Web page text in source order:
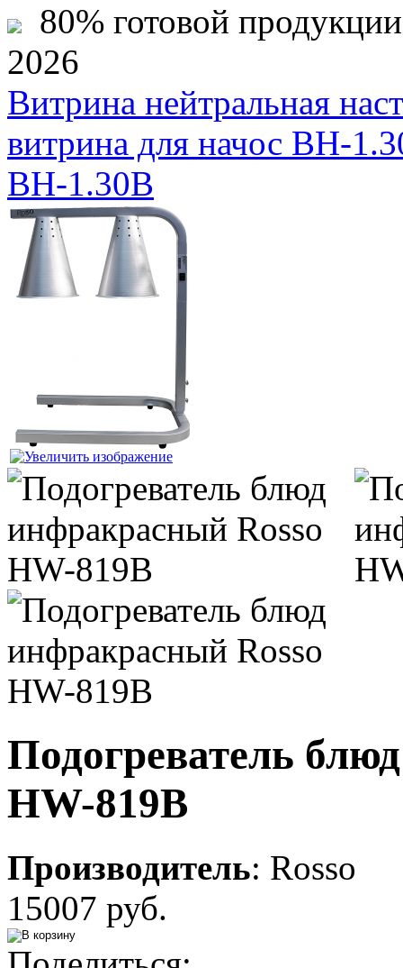
80% готовой
2026
Витрина нейтральная
витрина для начос ВН-
ВН-1.30В
Подогреватель
HW-819B
Производитель: Rosso
15007 руб.